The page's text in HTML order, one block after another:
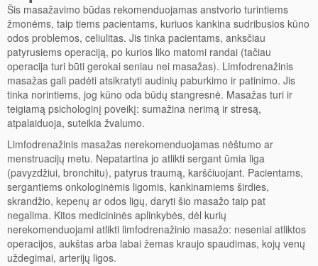
Šis masažavimo būdas rekomenduojamas anstvorio turintiems
žmonėms, taip tiems pacientams, kuriuos kankina sudribusios kūno
odos problemos, celiulitas. Jis tinka pacientams, anksčiau
patyrusiems operaciją, po kurios liko matomi randai (tačiau
operacija turi būti gerokai seniau nei masažas). Limfodrenažinis
masažas gali padėti atsikratyti audinių paburkimo ir patinimo. Jis
tinka norintiems, jog kūno oda būdų stangresnė. Masažas turi ir
teigiamą psichologinį poveikį: sumažina nerimą ir stresą,
atpalaiduoja, suteikia žvalumo.
Limfodrenažinis masažas nerekomenduojamas nėštumo ar
menstruacijų metu. Nepatartina jo atlikti sergant ūmia liga
(pavyzdžiui, bronchitu), patyrus traumą, karščiuojant. Pacientams,
sergantiems onkologinėmis ligomis, kankinamiems širdies,
skrandžio, kepenų ar odos ligų, daryti šio masažo taip pat
negalima. Kitos medicininės aplinkybės, dėl kurių
nerekomenduojami atlikti limfodrenažinio masažo: neseniai atliktos
operacijos, aukštas arba labai žemas kraujo spaudimas, kojų venų
uždegimai, arterijų ligos.